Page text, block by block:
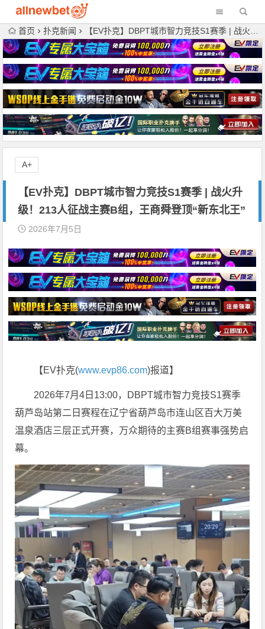
首页 扑克新闻 【EV扑克】DBPT城市智力竞技S1赛季 | 战火升级！213人征战主赛B组，王商舜登顶“新东北王”
【EV扑克】DBPT城市智力竞技S1赛季 | 战火升
级！213人征战主赛B组，王商舜登顶“新东北王”
2026年7月5日
【EV扑克(www.evp86.com)报道】
2026年7月4日13:00，DBPT城市智力竞技S1赛季
葫芦岛站第二日赛程在辽宁省葫芦岛市连山区百大万美
温泉酒店三层正式开赛，万众期待的主赛B组赛事强势启
幕。
A+